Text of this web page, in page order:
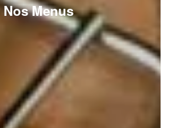
Nos Menus